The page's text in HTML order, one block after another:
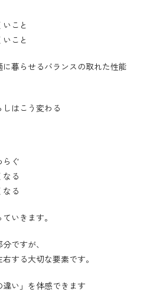
こと
こと
暮らせるバランスの取れた性能
はこう変わる
らぐ
なる
なる
いきます。
ですが、
する大切な要素です。
い」を体感できます